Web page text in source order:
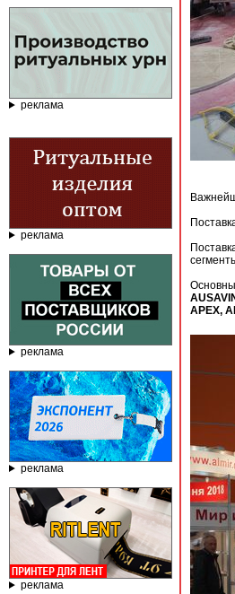
реклама
реклама
реклама
реклама
реклама
APEX,